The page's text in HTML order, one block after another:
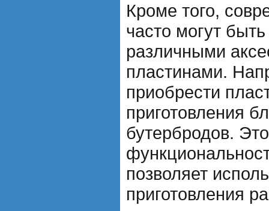
Кроме того,
часто могут
различными
пластинами.
приобрести
приготовления
бутербродов.
позволяет
приготовления